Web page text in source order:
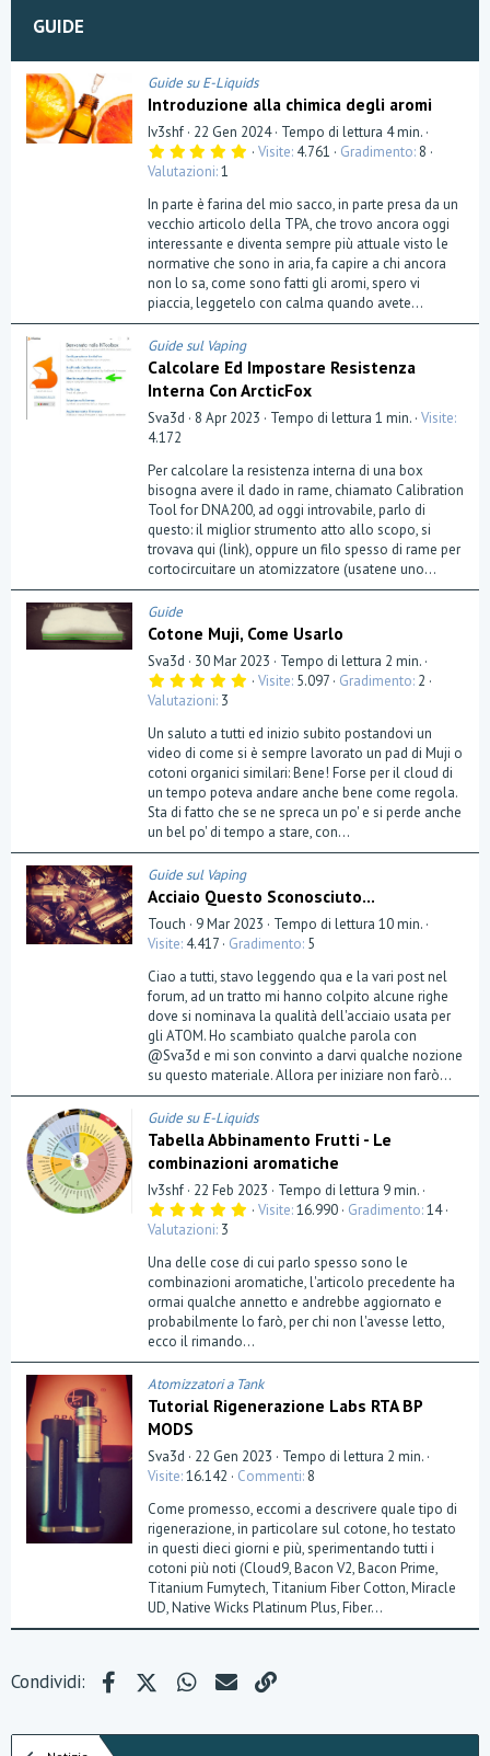
GUIDE
Guide su E-Liquids
Introduzione alla chimica degli aromi
Iv3shf 22 Gen 2024 Tempo di lettura 4 min.
5
s
t
e
l
l
a
(
e
)
Visite 4.761 Gradimento 8
Valutazioni 1
In parte è farina del mio sacco, in parte presa da un
vecchio articolo della TPA, che trovo ancora oggi
interessante e diventa sempre più attuale visto le
normative che sono in aria, fa capire a chi ancora
non lo sa, come sono fatti gli aromi, spero vi
piaccia, leggetelo con calma quando avete...
Guide sul Vaping
Calcolare Ed Impostare Resistenza
Interna Con ArcticFox
Sva3d 8 Apr 2023 Tempo di lettura 1 min. Visite
4.172
Per calcolare la resistenza interna di una box
bisogna avere il dado in rame, chiamato Calibration
Tool for DNA200, ad oggi introvabile, parlo di
questo: il miglior strumento atto allo scopo, si
trovava qui (link), oppure un filo spesso di rame per
cortocircuitare un atomizzatore (usatene uno...
Guide
Cotone Muji, Come Usarlo
Sva3d 30 Mar 2023
Tempo di lettura 2 min.
5
s
e
l
l
a
(
e
)
Visite 5.097 Gradimento 2
Valutazioni 3
Un saluto a tutti ed inizio subito postandovi un
video di come si è sempre lavorato un pad di Muji o
cotoni organici similari: Bene! Forse per il cloud di
un tempo poteva andare anche bene come regola.
Sta di fatto che se ne spreca un po' e si perde anche
un bel po' di tempo a stare, con...
Guide sul Vaping
Acciaio Questo Sconosciuto...
Touch 9 Mar 2023
Tempo di lettura 10 min.
Visite 4.417 Gradimento 5
Ciao a tutti, stavo leggendo qua e la vari post nel
forum, ad un tratto mi hanno colpito alcune righe
dove si nominava la qualità dell'acciaio usata per
gli ATOM. Ho scambiato qualche parola con
@Sva3d e mi son convinto a darvi qualche nozione
su questo materiale. Allora per iniziare non farò...
Guide su E-Liquids
Tabella Abbinamento Frutti - Le
combinazioni aromatiche
Iv3shf 22 Feb 2023
Tempo di lettura 9 min.
5
s
t
l
l
(
e
)
Visite 16.990 Gradimento 14
Valutazioni 3
Una delle cose di cui parlo spesso sono le
combinazioni aromatiche, l'articolo precedente ha
ormai qualche annetto e andrebbe aggiornato e
probabilmente lo farò, per chi non l'avesse letto,
ecco il rimando...
Atomizzatori a Tank
Tutorial Rigenerazione Labs RTA BP
MODS
Sva3d 22 Gen 2023
Tempo di lettura 2 min.
Visite 16.142 Commenti 8
Come promesso, eccomi a descrivere quale tipo di
rigenerazione, in particolare sul cotone, ho testato
in questi dieci giorni e più, sperimentando tutti i
cotoni più noti (Cloud9, Bacon V2, Bacon Prime,
Titanium Fumytech, Titanium Fiber Cotton, Miracle
UD, Native Wicks Platinum Plus, Fiber...
Condividi: FacebookX (Twitter)WhatsApp
e-mail